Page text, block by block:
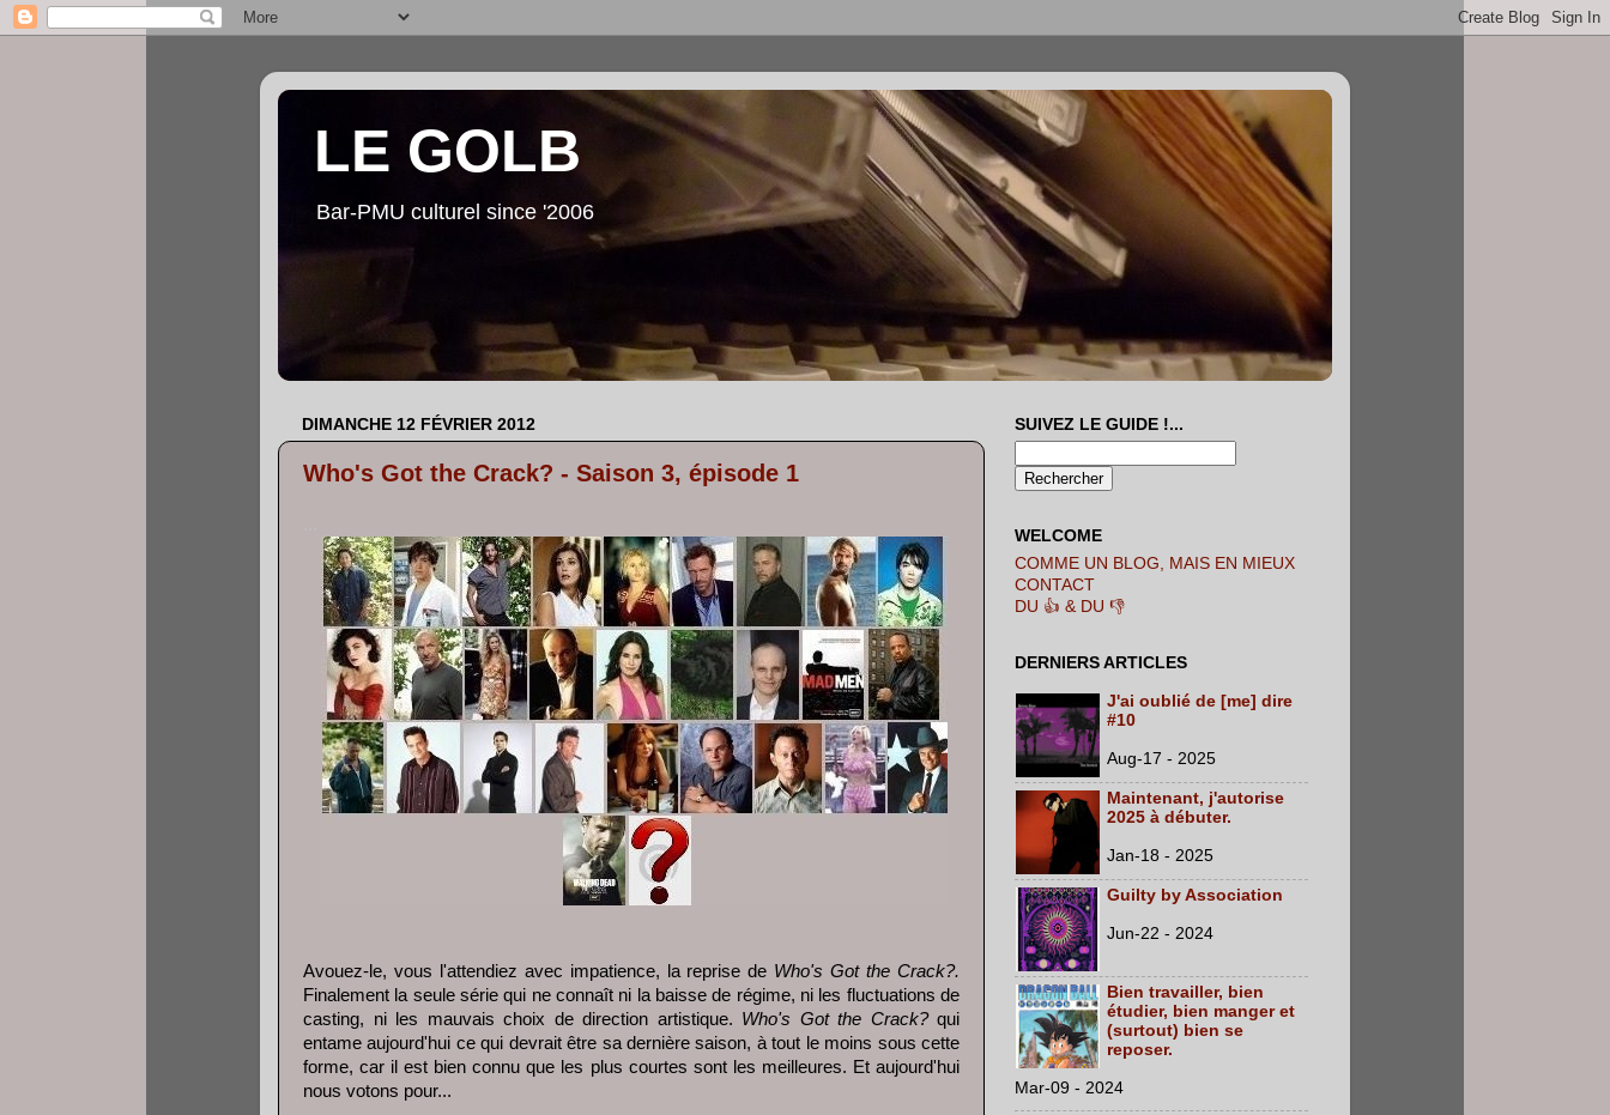
LE GOLB
Bar-PMU culturel since '2006
DIMANCHE 12 FÉVRIER 2012
Who's Got the Crack? - Saison 3, épisode 1
Avouez-le, vous l'attendiez avec impatience, la reprise de Who's Got the Crack?.
Finalement la seule série qui ne connaît ni la baisse de régime, ni les fluctuations de
casting, ni les mauvais choix de direction artistique. Who's Got the Crack? qui
entame aujourd'hui ce qui devrait être sa dernière saison, à tout le moins sous cette
forme, car il est bien connu que les plus courtes sont les meilleures. Et aujourd'hui
nous votons pour...
SUIVEZ LE GUIDE !...
WELCOME
COMME UN BLOG, MAIS EN MIEUX
CONTACT
DU 👍 & DU 👎
DERNIERS ARTICLES
J'ai oublié de [me] dire
#10
Aug-17 - 2025
Maintenant, j'autorise
2025 à débuter.
Jan-18 - 2025
Guilty by Association
Jun-22 - 2024
Bien travailler, bien
étudier, bien manger et
(surtout) bien se
reposer.
Mar-09 - 2024